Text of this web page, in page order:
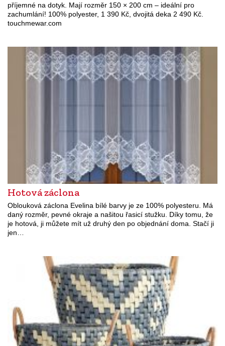
příjemné na dotyk. Mají rozměr 150 × 200 cm – ideální pro
zachumlání! 100% polyester, 1 390 Kč, dvojitá deka 2 490 Kč.
touchmewar.com
Hotová záclona
Oblouková záclona Evelina bílé barvy je ze 100% polyesteru. Má
daný rozměr, pevné okraje a našitou řasicí stužku. Díky tomu, že
je hotová, ji můžete mít už druhý den po objednání doma. Stačí ji
jen…